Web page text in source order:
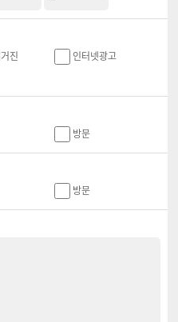
진
인터넷광고
방문
방문